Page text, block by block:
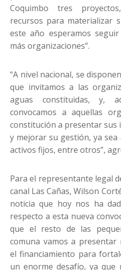
Coquimbo tres
recursos para materializar
este año esperamos
más organizaciones”.
“A nivel nacional, se
que invitamos a las
aguas constituidas, y,
convocamos a aquellas
constitución a presentar sus
y mejorar su gestión, ya
activos fijos, entre otros”,
Para el representante legal
canal Las Cañas, Wilson
noticia que hoy nos ha
respecto a esta nueva
que el resto de las
comuna vamos a presentar
el financiamiento para
un enorme desafío, ya